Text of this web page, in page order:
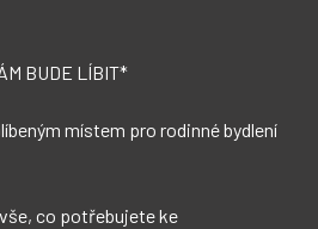
BUDE LÍBIT*
místem pro rodinné bydlení
co potřebujete ke